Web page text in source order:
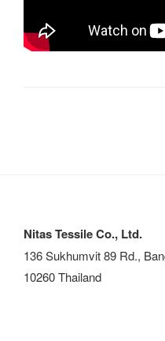
Nitas Tessile Co., Ltd.
136 Sukhumvit 89 Rd.,
10260 Thailand